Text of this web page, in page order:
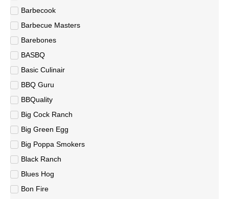
Barbecook
Barbecue Masters
Barebones
BASBQ
Basic Culinair
BBQ Guru
BBQuality
Big Cock Ranch
Big Green Egg
Big Poppa Smokers
Black Ranch
Blues Hog
Bon Fire